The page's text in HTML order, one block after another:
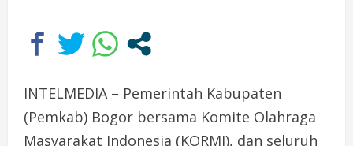
INTELMEDIA – Pemerintah Kabupaten
(Pemkab) Bogor bersama Komite Olahraga
Masyarakat Indonesia (KORMI), dan seluruh